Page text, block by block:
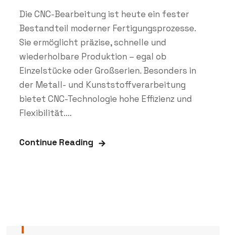
Die CNC-Bearbeitung ist heute ein fester
Bestandteil moderner Fertigungsprozesse.
Sie ermöglicht präzise, schnelle und
wiederholbare Produktion – egal ob
Einzelstücke oder Großserien. Besonders in
der Metall- und Kunststoffverarbeitung
bietet CNC-Technologie hohe Effizienz und
Flexibilität....
Continue Reading